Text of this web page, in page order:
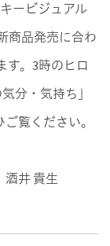
ービジュアル
商品発売に合わ
す。3時のヒロ
分・気持ち」
覧ください。
井 貴生